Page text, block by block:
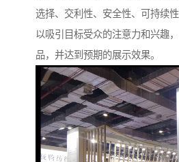
选择、交利性、安全性、可持续
以吸引目标受众的注意力和兴趣
品，并达到预期的展示效果。